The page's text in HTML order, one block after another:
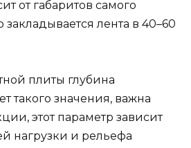
от габаритов самого
лента в 40–60
плиты глубина
такого значения, важна
этот параметр зависит
нагрузки и рельефа